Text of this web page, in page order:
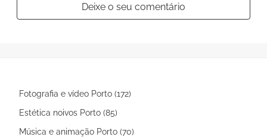
Deixe o seu comentário
Fotografia e vídeo Porto (172)
Estética noivos Porto (85)
Música e animação Porto (70)